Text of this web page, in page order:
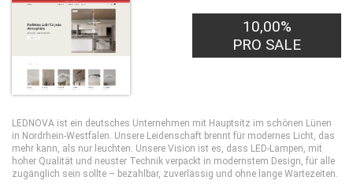
10,00%
PRO SALE
LEDNOVA ist ein deutsches Unternehmen mit Hauptsitz im schönen Lünen
in Nordrhein-Westfalen. Unsere Leidenschaft brennt für modernes Licht, das
mehr kann, als nur leuchten. Unsere Vision ist es, dass LED-Lampen, mit
hoher Qualität und neuster Technik verpackt in modernstem Design, für alle
zugänglich sein sollte – bezahlbar, zuverlässig und ohne lange Wartezeiten.